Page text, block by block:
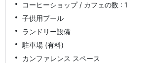
コーヒーショップ / カフェの数 : 1
子供用プール
ランドリー設備
駐車場 (有料)
カンファレンス スペース